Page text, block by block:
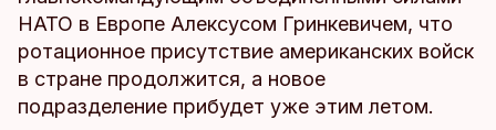
НАТО в Европе Алексусом Гринкевичем, что
ротационное присутствие американских войск
в стране продолжится, а новое
подразделение прибудет уже этим летом.